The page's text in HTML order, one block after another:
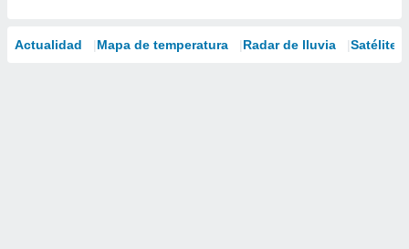
Actualidad Mapa de temperatura Radar de lluvia Satélites